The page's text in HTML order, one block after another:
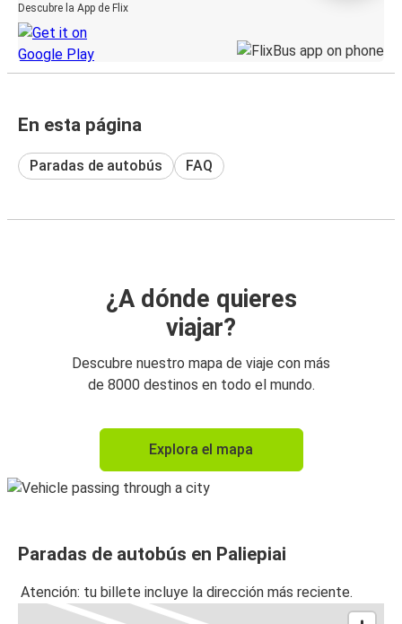
Descubre la App de Flix
En esta página
Paradas de autobús FAQ
¿A dónde quieres
viajar?
Descubre nuestro mapa de viaje con más
de 8000 destinos en todo el mundo.
Explora el mapa
Paradas de autobús en Paliepiai
Atención: tu billete incluye la dirección más reciente.